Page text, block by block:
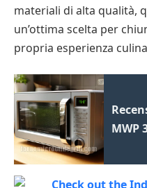
materiali di alta qualità,
un’ottima scelta per
propria esperienza
MWP